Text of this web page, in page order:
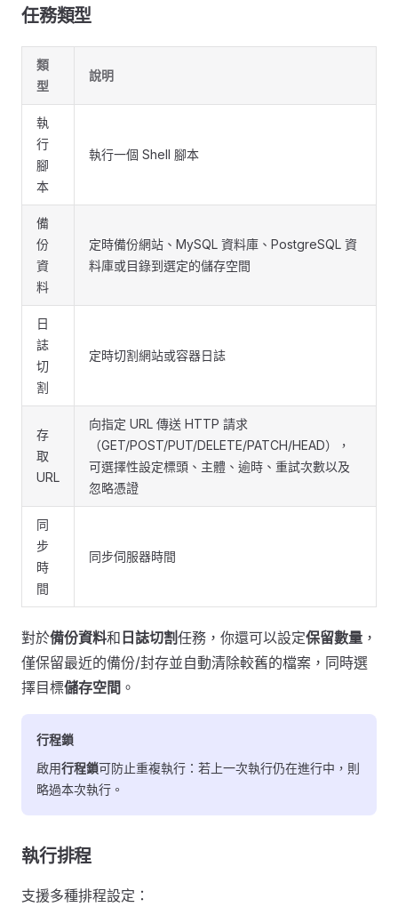
任務類型
類
型
說明
執
行
腳
本
執行一個 Shell 腳本
備
份
資
料
定時備份網站、MySQL 資料庫、PostgreSQL 資
料庫或目錄到選定的儲存空間
日
誌
切
割
定時切割網站或容器日誌
存
取
URL
向指定 URL 傳送 HTTP 請求
（GET/POST/PUT/DELETE/PATCH/HEAD），
可選擇性設定標頭、主體、逾時、重試次數以及
忽略憑證
同
步
時
間
同步伺服器時間
對於備份資料和 日誌切割任務，你還可以設定保留數量 ，
僅保留最近的備份/封存並自動清除較舊的檔案，同時選
擇目標儲存空間 。
行程鎖
啟用行程鎖可防止重複執行：若上一次執行仍在進行中，則
略過本次執行。
執行排程
支援多種排程設定：